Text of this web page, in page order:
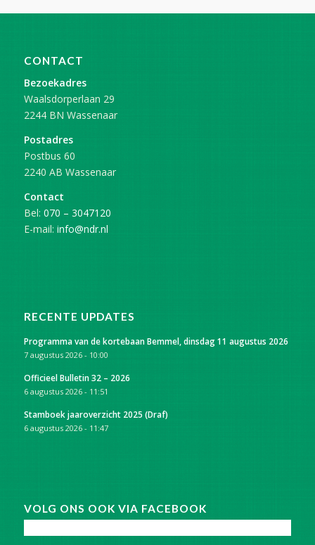
CONTACT
Bezoekadres
Waalsdorperlaan 29
2244 BN Wassenaar
Postadres
Postbus 60
2240 AB Wassenaar
Contact
Bel: 070 – 3047120
E-mail: info@ndr.nl
RECENTE UPDATES
Programma van de kortebaan Bemmel, dinsdag 11 augustus 2026
7 augustus 2026 - 10:00
Officieel Bulletin 32 – 2026
6 augustus 2026 - 11:51
Stamboek jaaroverzicht 2025 (Draf)
6 augustus 2026 - 11:47
VOLG ONS OOK VIA FACEBOOK